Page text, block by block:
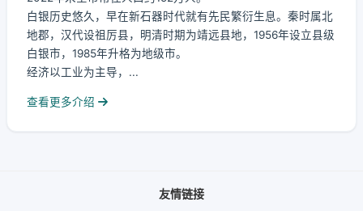
白银历史悠久，早在新石器时代就有先民繁衍生息。秦时属北
地郡，汉代设祖厉县，明清时期为靖远县地，1956年设立县级
白银市，1985年升格为地级市。
经济以工业为主导，...
查看更多介绍
友情链接